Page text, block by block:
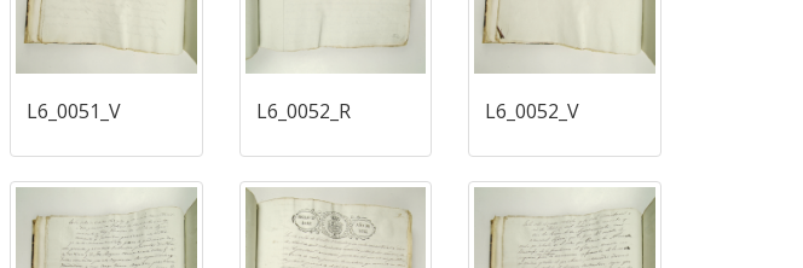
L6_0051_V L6_0052_R L6_0052_V